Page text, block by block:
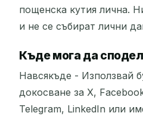
пощенска кутия лична.
и не се събират лични
Къде мога да
Навсякъде - Използвай
докосване за X,
Telegram, LinkedIn или